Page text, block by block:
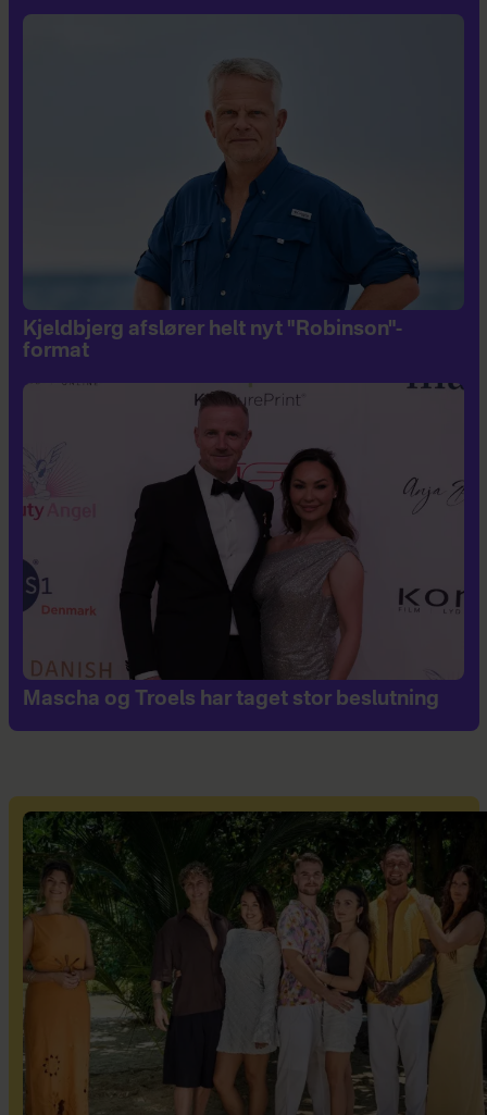
Kjeldbjerg afslører helt nyt "Robinson"-
format
Mascha og Troels har taget stor beslutning